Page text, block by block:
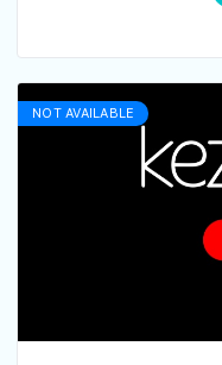
NOT AVAILABLE